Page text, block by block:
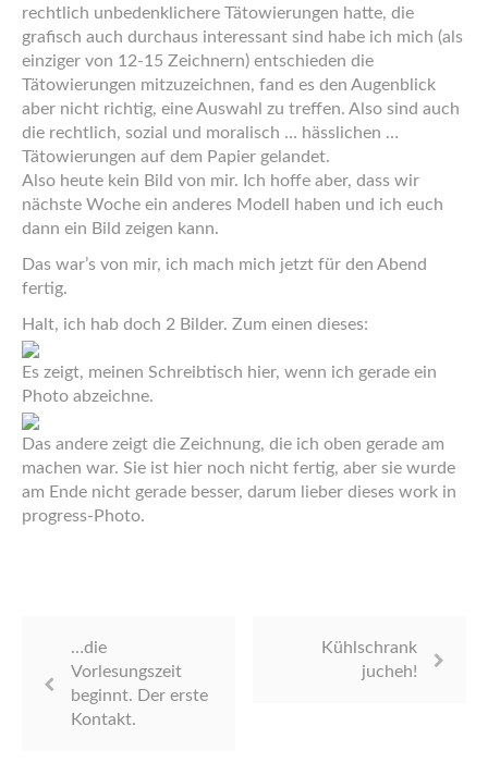
rechtlich unbedenklichere Tätowierungen hatte, die
grafisch auch durchaus interessant sind habe ich mich (als
einziger von 12-15 Zeichnern) entschieden die
Tätowierungen mitzuzeichnen, fand es den Augenblick
aber nicht richtig, eine Auswahl zu treffen. Also sind auch
die rechtlich, sozial und moralisch … hässlichen …
Tätowierungen auf dem Papier gelandet.
Also heute kein Bild von mir. Ich hoffe aber, dass wir
nächste Woche ein anderes Modell haben und ich euch
dann ein Bild zeigen kann.
Das war’s von mir, ich mach mich jetzt für den Abend
fertig.
Halt, ich hab doch 2 Bilder. Zum einen dieses:
Es zeigt, meinen Schreibtisch hier, wenn ich gerade ein
Photo abzeichne.
Das andere zeigt die Zeichnung, die ich oben gerade am
machen war. Sie ist hier noch nicht fertig, aber sie wurde
am Ende nicht gerade besser, darum lieber dieses work in
progress-Photo.
…die
Vorlesungszeit
beginnt. Der erste
Kontakt.
Kühlschrank
jucheh!